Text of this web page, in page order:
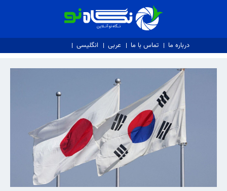
نگاه نو
درباره ما تماس با ما عربی انگلیسی